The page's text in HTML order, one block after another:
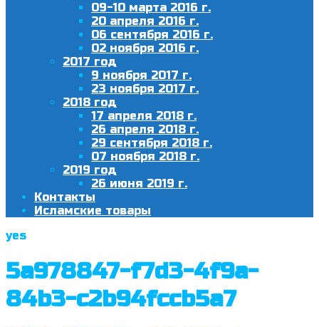
09-10 марта 2016 г.
20 апреля 2016 г.
06 сентября 2016 г.
02 ноября 2016 г.
2017 год
9 ноября 2017 г.
23 ноября 2017 г.
2018 год
17 апреля 2018 г.
26 апреля 2018 г.
29 сентября 2018 г.
07 ноября 2018 г.
2019 год
26 июня 2019 г.
Контакты
Исламские товары
yes
5a978847-f7d3-4f9a-
84b3-c2b94fccb5a7